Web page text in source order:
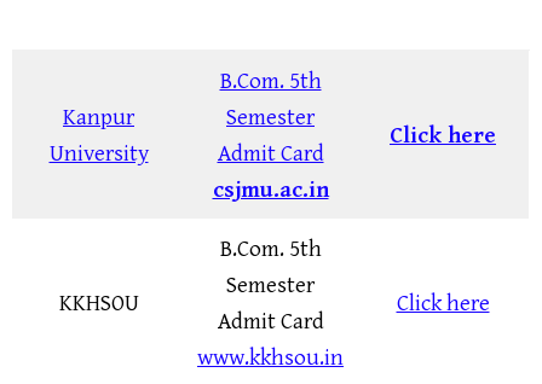
Kanpur
University
B.Com. 5th
Semester
Admit Card
csjmu.ac.in
Click here
KKHSOU
B.Com. 5th
Semester
Admit Card
www.kkhsou.in
Click here